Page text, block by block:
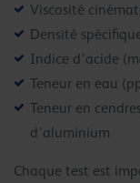
Viscosité
Densité
Indice d’acide
Teneur en eau
Teneur en
d’aluminium
Chaque test est